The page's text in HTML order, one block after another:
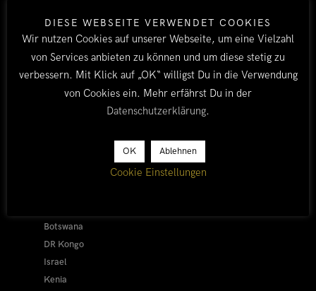
LÄNDER
Botswana
DR Kongo
Israel
Kenia
DIESE WEBSEITE VERWENDET COOKIES
Wir nutzen Cookies auf unserer Webseite, um eine Vielzahl
von Services anbieten zu können und um diese stetig zu
verbessern. Mit Klick auf „OK“ willigst Du in die Verwendung
von Cookies ein. Mehr erfährst Du in der
Datenschutzerklärung.
OK Ablehnen
Cookie Einstellungen